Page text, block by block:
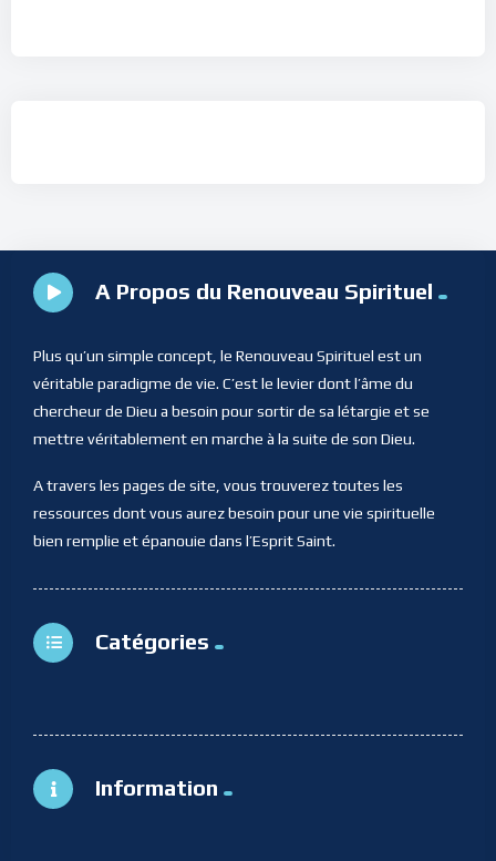
A Propos du Renouveau Spirituel
Plus qu’un simple concept, le Renouveau Spirituel est un
véritable paradigme de vie. C’est le levier dont l’âme du
chercheur de Dieu a besoin pour sortir de sa létargie et se
mettre véritablement en marche à la suite de son Dieu.
A travers les pages de site, vous trouverez toutes les
ressources dont vous aurez besoin pour une vie spirituelle
bien remplie et épanouie dans l’Esprit Saint.
Catégories
Information